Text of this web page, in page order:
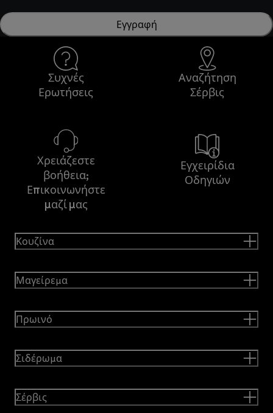
Εγγραφή
Συχνές
Ερωτήσεις
Αναζήτηση
Σέρβις
Χρειάζεστε
βοήθεια;
Επικοινωνήστε
μαζί μας
Εγχειρίδια
Οδηγιών
Κουζίνα
Μαγείρεμα
Πρωινό
Σιδέρωμα
Σέρβις